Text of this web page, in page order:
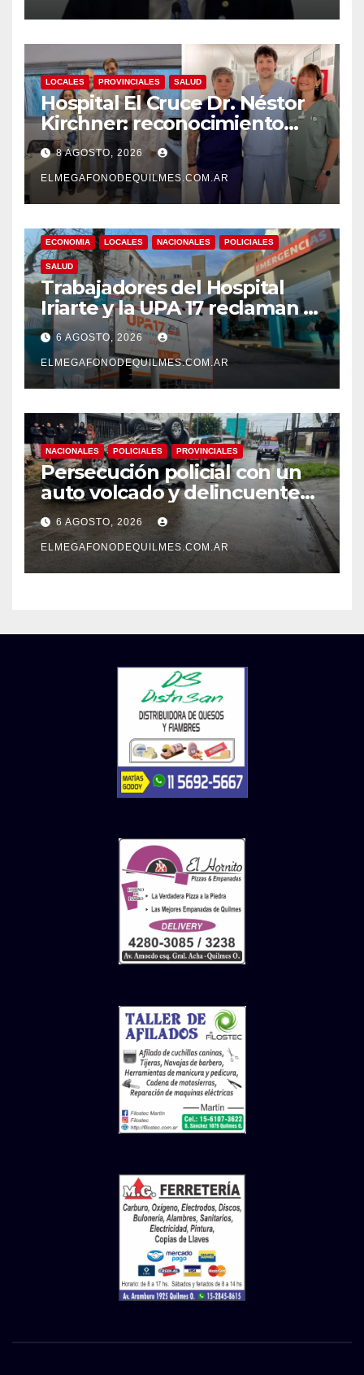
LOCALES PROVINCIALES SALUD
Hospital El Cruce Dr. Néstor
Kirchner: reconocimiento
internacional a la calidad de
su atención
8 AGOSTO, 2026
ELMEGAFONODEQUILMES.COM.AR
ECONOMIA LOCALES NACIONALES POLICIALES
SALUD
Trabajadores del Hospital
Iriarte y la UPA 17 reclaman el
pase a planta de becarios y
mejoras laborales
6 AGOSTO, 2026
ELMEGAFONODEQUILMES.COM.AR
NACIONALES POLICIALES PROVINCIALES
Persecución policial con un
auto volcado y delincuentes
detenidos en San Francisco
Solano
6 AGOSTO, 2026
ELMEGAFONODEQUILMES.COM.AR